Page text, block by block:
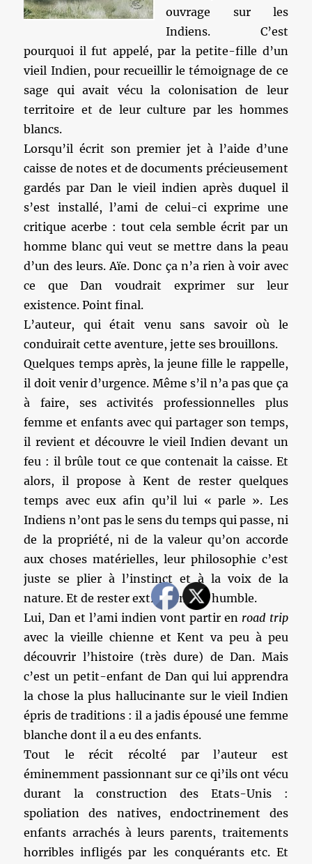
ouvrage sur les
Indiens. C’est
pourquoi il fut appelé, par la petite-fille d’un
vieil Indien, pour recueillir le témoignage de ce
sage qui avait vécu la colonisation de leur
territoire et de leur culture par les hommes
blancs.
Lorsqu’il écrit son premier jet à l’aide d’une
caisse de notes et de documents précieusement
gardés par Dan le vieil indien après duquel il
s’est installé, l’ami de celui-ci exprime une
critique acerbe : tout cela semble écrit par un
homme blanc qui veut se mettre dans la peau
d’un des leurs. Aïe. Donc ça n’a rien à voir avec
ce que Dan voudrait exprimer sur leur
existence. Point final.
L’auteur, qui était venu sans savoir où le
conduirait cette aventure, jette ses brouillons.
Quelques temps après, la jeune fille le rappelle,
il doit venir d’urgence. Même s’il n’a pas que ça
à faire, ses activités professionnelles plus
femme et enfants avec qui partager son temps,
il revient et découvre le vieil Indien devant un
feu : il brûle tout ce que contenait la caisse. Et
alors, il propose à Kent de rester quelques
temps avec eux afin qu’il lui « parle ». Les
Indiens n’ont pas le sens du temps qui passe, ni
de la propriété, ni de la valeur qu’on accorde
aux choses matérielles, leur philosophie c’est
juste se plier à l’instinct et à la voix de la
nature. Et de rester extrêmement humble.
Lui, Dan et l’ami indien vont partir en road trip
avec la vieille chienne et Kent va peu à peu
découvrir l’histoire (très dure) de Dan. Mais
c’est un petit-enfant de Dan qui lui apprendra
la chose la plus hallucinante sur le vieil Indien
épris de traditions : il a jadis épousé une femme
blanche dont il a eu des enfants.
Tout le récit récolté par l’auteur est
éminemment passionnant sur ce qi’ils ont vécu
durant la construction des Etats-Unis :
spoliation des natives, endoctrinement des
enfants arrachés à leurs parents, traitements
horribles infligés par les conquérants etc. Et